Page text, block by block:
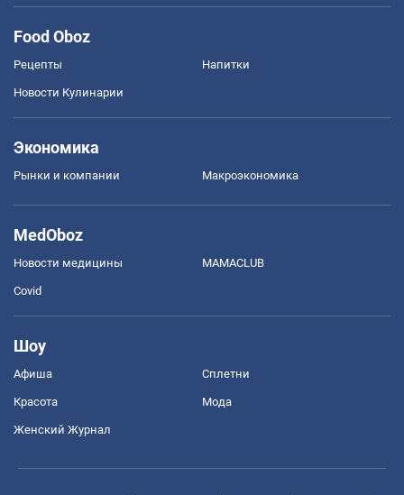
Food Oboz
Рецепты Напитки
Новости Кулинарии
Экономика
Рынки и компании Mакроэкономика
MedOboz
Новости медицины MAMACLUB
Covid
Шоу
Афиша Сплетни
Красота Мода
Женский Журнал